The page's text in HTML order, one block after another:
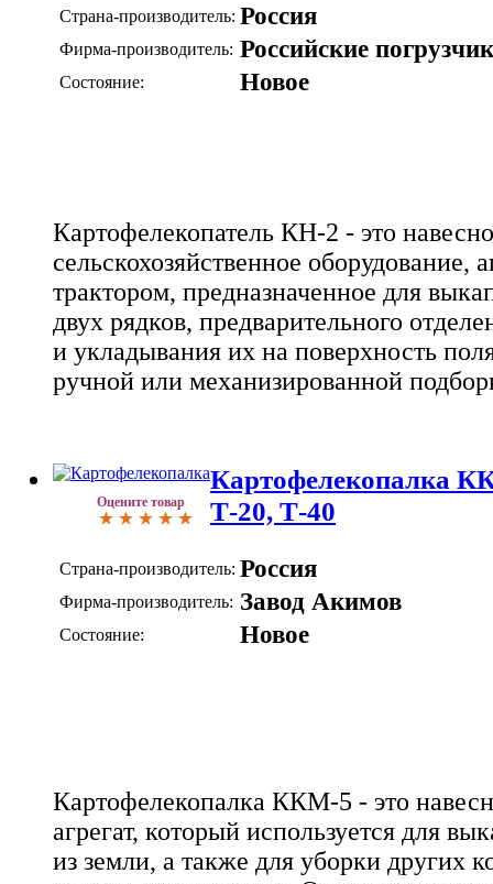
Страна-производитель: Россия
Фирма-производитель: Российские
Состояние: Новое
Картофелекопатель КН-2 - это
сельскохозяйственное оборудование,
трактором, предназначенное для
двух рядков, предварительного
и укладывания их на поверхность
ручной или механизированной
Оцените товар
Картофелекопалка
Т-20, Т-40
Страна-производитель: Россия
Фирма-производитель: Завод Акимов
Состояние: Новое
Картофелекопалка ККМ-5 - это
агрегат, который используется для
из земли, а также для уборки других